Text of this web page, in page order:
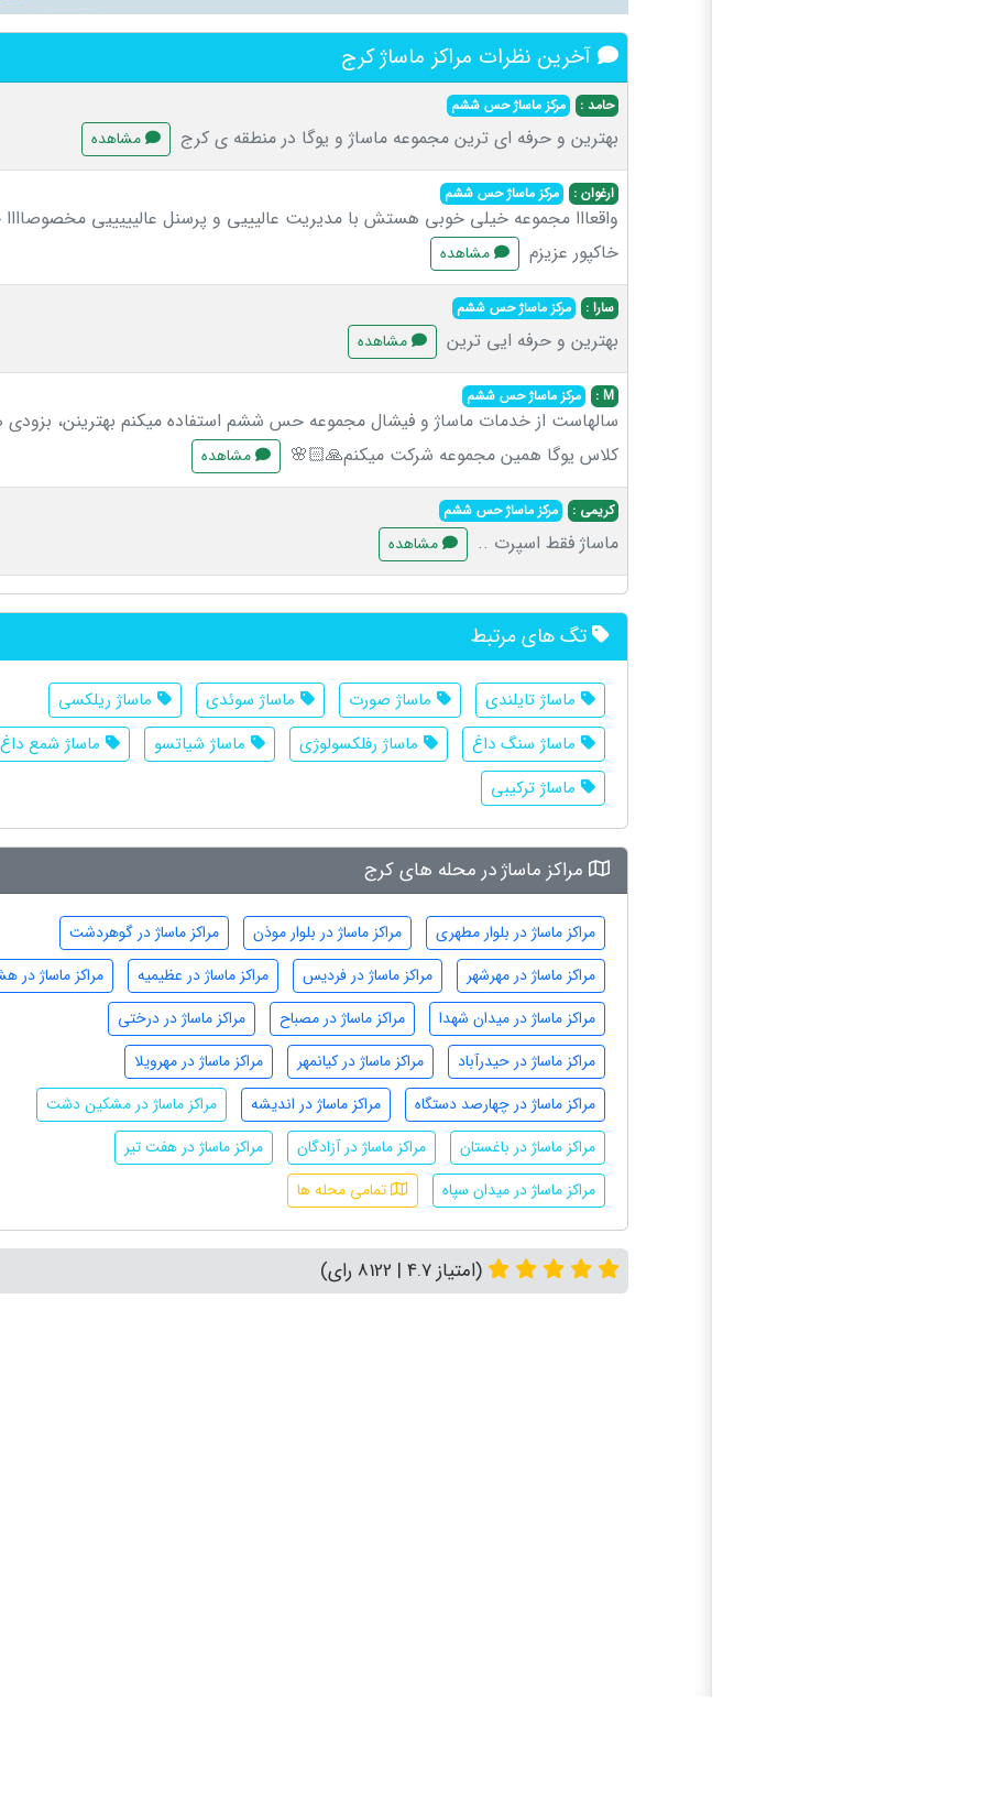
آخرین نظرات مراکز ماساژ کرج
حامد : مرکز ماساژ حس ششم
بهترین و حرفه ای ترین مجموعه ماساژ و یوگا در منطقه ی کرج مشاهده
ارغوان : مرکز ماساژ حس ششم
واقعااا مجموعه خیلی خوبی هستش با مدیریت عالیییی و پرسنل عالیییییی مخصوصاااا
خاکپور عزیزم
مشاهده
سارا : مرکز ماساژ حس ششم
بهترین و حرفه ایی ترین مشاهده
M : مرکز ماساژ حس ششم
سالهاست از خدمات ماساژ و فیشال مجموعه حس ششم استفاده میکنم بهترینن، بزودی
کلاس یوگا همین مجموعه شرکت میکنم🙏🏻🌸
مشاهده
کریمی : مرکز ماساژ حس ششم
ماساژ فقط اسپرت .. مشاهده
تگ های مرتبط
ماساژ تایلندی ماساژ صورت ماساژ سوئدی
ماساژ ریلکسی
ماساژ سنگ داغ
ماساژ رفلکسولوژی ماساژ شیاتسو
ماساژ شمع داغ
ماساژ ترکیبی
مراکز ماساژ در محله های کرج
مراکز ماساژ در بلوار مطهری مراکز ماساژ در بلوار موذن
مراکز ماساژ در گوهردشت
مراکز ماساژ در مهرشهر
مراکز ماساژ در فردیس مراکز ماساژ در عظیمیه
مراکز ماساژ در
مراکز ماساژ در میدان شهدا
مراکز ماساژ در مصباح
مراکز ماساژ در درختی
مراکز ماساژ در حیدرآباد
مراکز ماساژ در کیانمهر
مراکز ماساژ در مهرویلا
مراکز ماساژ در چهارصد دستگاه
مراکز ماساژ در اندیشه
مراکز ماساژ در مشکین دشت
مراکز ماساژ در باغستان
مراکز ماساژ در آزادگان
مراکز ماساژ در هفت تیر
مراکز ماساژ در میدان سپاه
تمامی محله ها
(امتیاز 4.7 | 8122 رای)